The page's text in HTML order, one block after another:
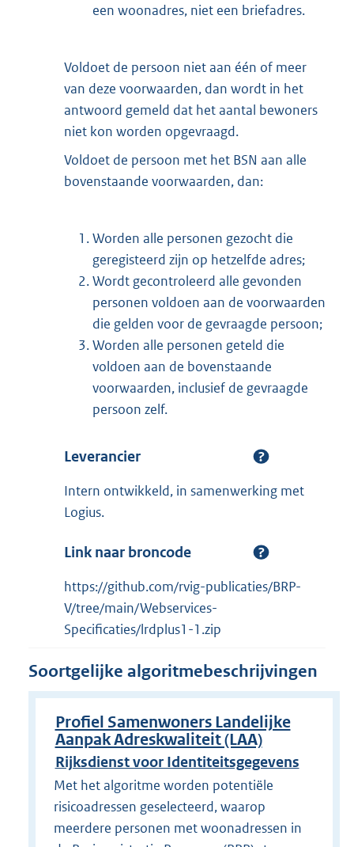
een woonadres, niet een briefadres.
Voldoet de persoon niet aan één of meer
van deze voorwaarden, dan wordt in het
antwoord gemeld dat het aantal bewoners
niet kon worden opgevraagd.
Voldoet de persoon met het BSN aan alle
bovenstaande voorwaarden, dan:
Worden alle personen gezocht die
geregisteerd zijn op hetzelfde adres;
Wordt gecontroleerd alle gevonden
personen voldoen aan de voorwaarden
die gelden voor de gevraagde persoon;
Worden alle personen geteld die
voldoen aan de bovenstaande
voorwaarden, inclusief de gevraagde
persoon zelf.
Leverancier
Intern ontwikkeld, in samenwerking met
Logius.
Link naar broncode
https://github.com/rvig-publicaties/BRP-
V/tree/main/Webservices-
Specificaties/lrdplus1-1.zip
Soortgelijke algoritmebeschrijvingen
Profiel Samenwoners Landelijke
Aanpak Adreskwaliteit (LAA)
Rijksdienst voor Identiteitsgegevens
Met het algoritme worden potentiële
risicoadressen geselecteerd, waarop
meerdere personen met woonadressen in